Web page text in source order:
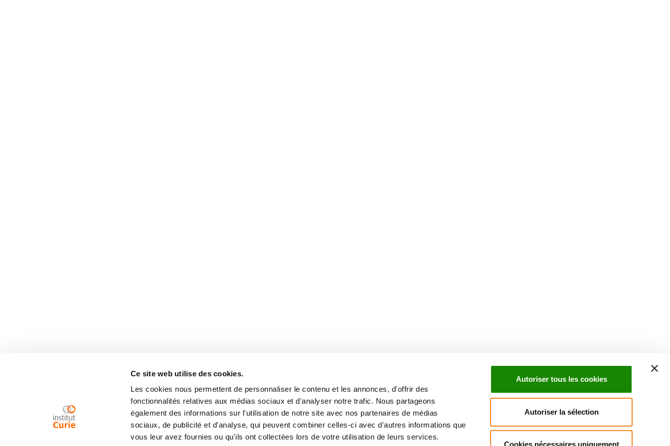
Ce site web utilise des cookies.
Les cookies nous permettent de personnaliser le contenu et les annonces, d'offrir des
fonctionnalités relatives aux médias sociaux et d'analyser notre trafic. Nous partageons
également des informations sur l'utilisation de notre site avec nos partenaires de médias
sociaux, de publicité et d'analyse, qui peuvent combiner celles-ci avec d'autres informations que
vous leur avez fournies ou qu'ils ont collectées lors de votre utilisation de leurs services.
Autoriser tous les cookies
Autoriser la sélection
Cookies nécessaires uniquement